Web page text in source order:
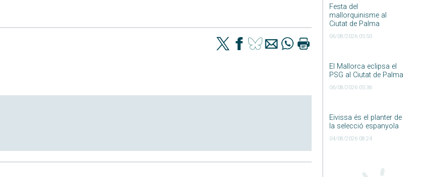
Festa del
mallorquinisme al
Ciutat de Palma
06/08/2026 05:50
El Mallorca eclipsa el
PSG al Ciutat de Palma
06/08/2026 05:36
Eivissa és el planter de
la selecció espanyola
04/08/2026 08:24